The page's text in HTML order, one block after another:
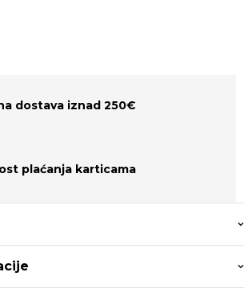
dostava iznad 250€
plaćanja karticama